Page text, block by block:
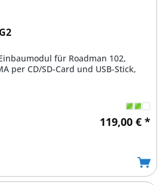
für Roadman 102,
per CD/SD-Card und USB-Stick,
119,00 € *